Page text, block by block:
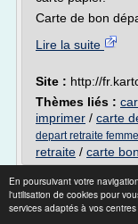
En poursuivant votre
l'utilisation de cookies pour
services adaptés à vos
Carte de bon
Lire la suite
Site : http://
Thèmes liés :
imprimer / carte
depart retraite
retraite / carte
Textes
Textes d'invitation